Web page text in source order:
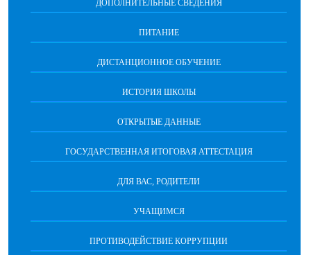
ДОПОЛНИТЕЛЬНЫЕ СВЕДЕНИЯ
ПИТАНИЕ
ДИСТАНЦИОННОЕ ОБУЧЕНИЕ
ИСТОРИЯ ШКОЛЫ
ОТКРЫТЫЕ ДАННЫЕ
ГОСУДАРСТВЕННАЯ ИТОГОВАЯ АТТЕСТАЦИЯ
ДЛЯ ВАС, РОДИТЕЛИ
УЧАЩИМСЯ
ПРОТИВОДЕЙСТВИЕ КОРРУПЦИИ